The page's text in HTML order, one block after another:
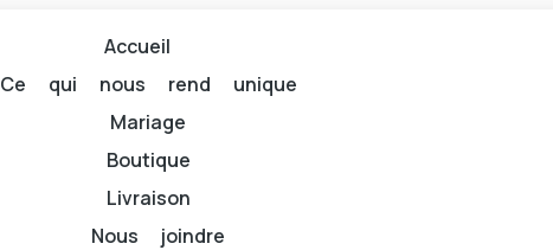
Accueil
Ce qui nous rend unique
Mariage
Boutique
Livraison
Nous joindre